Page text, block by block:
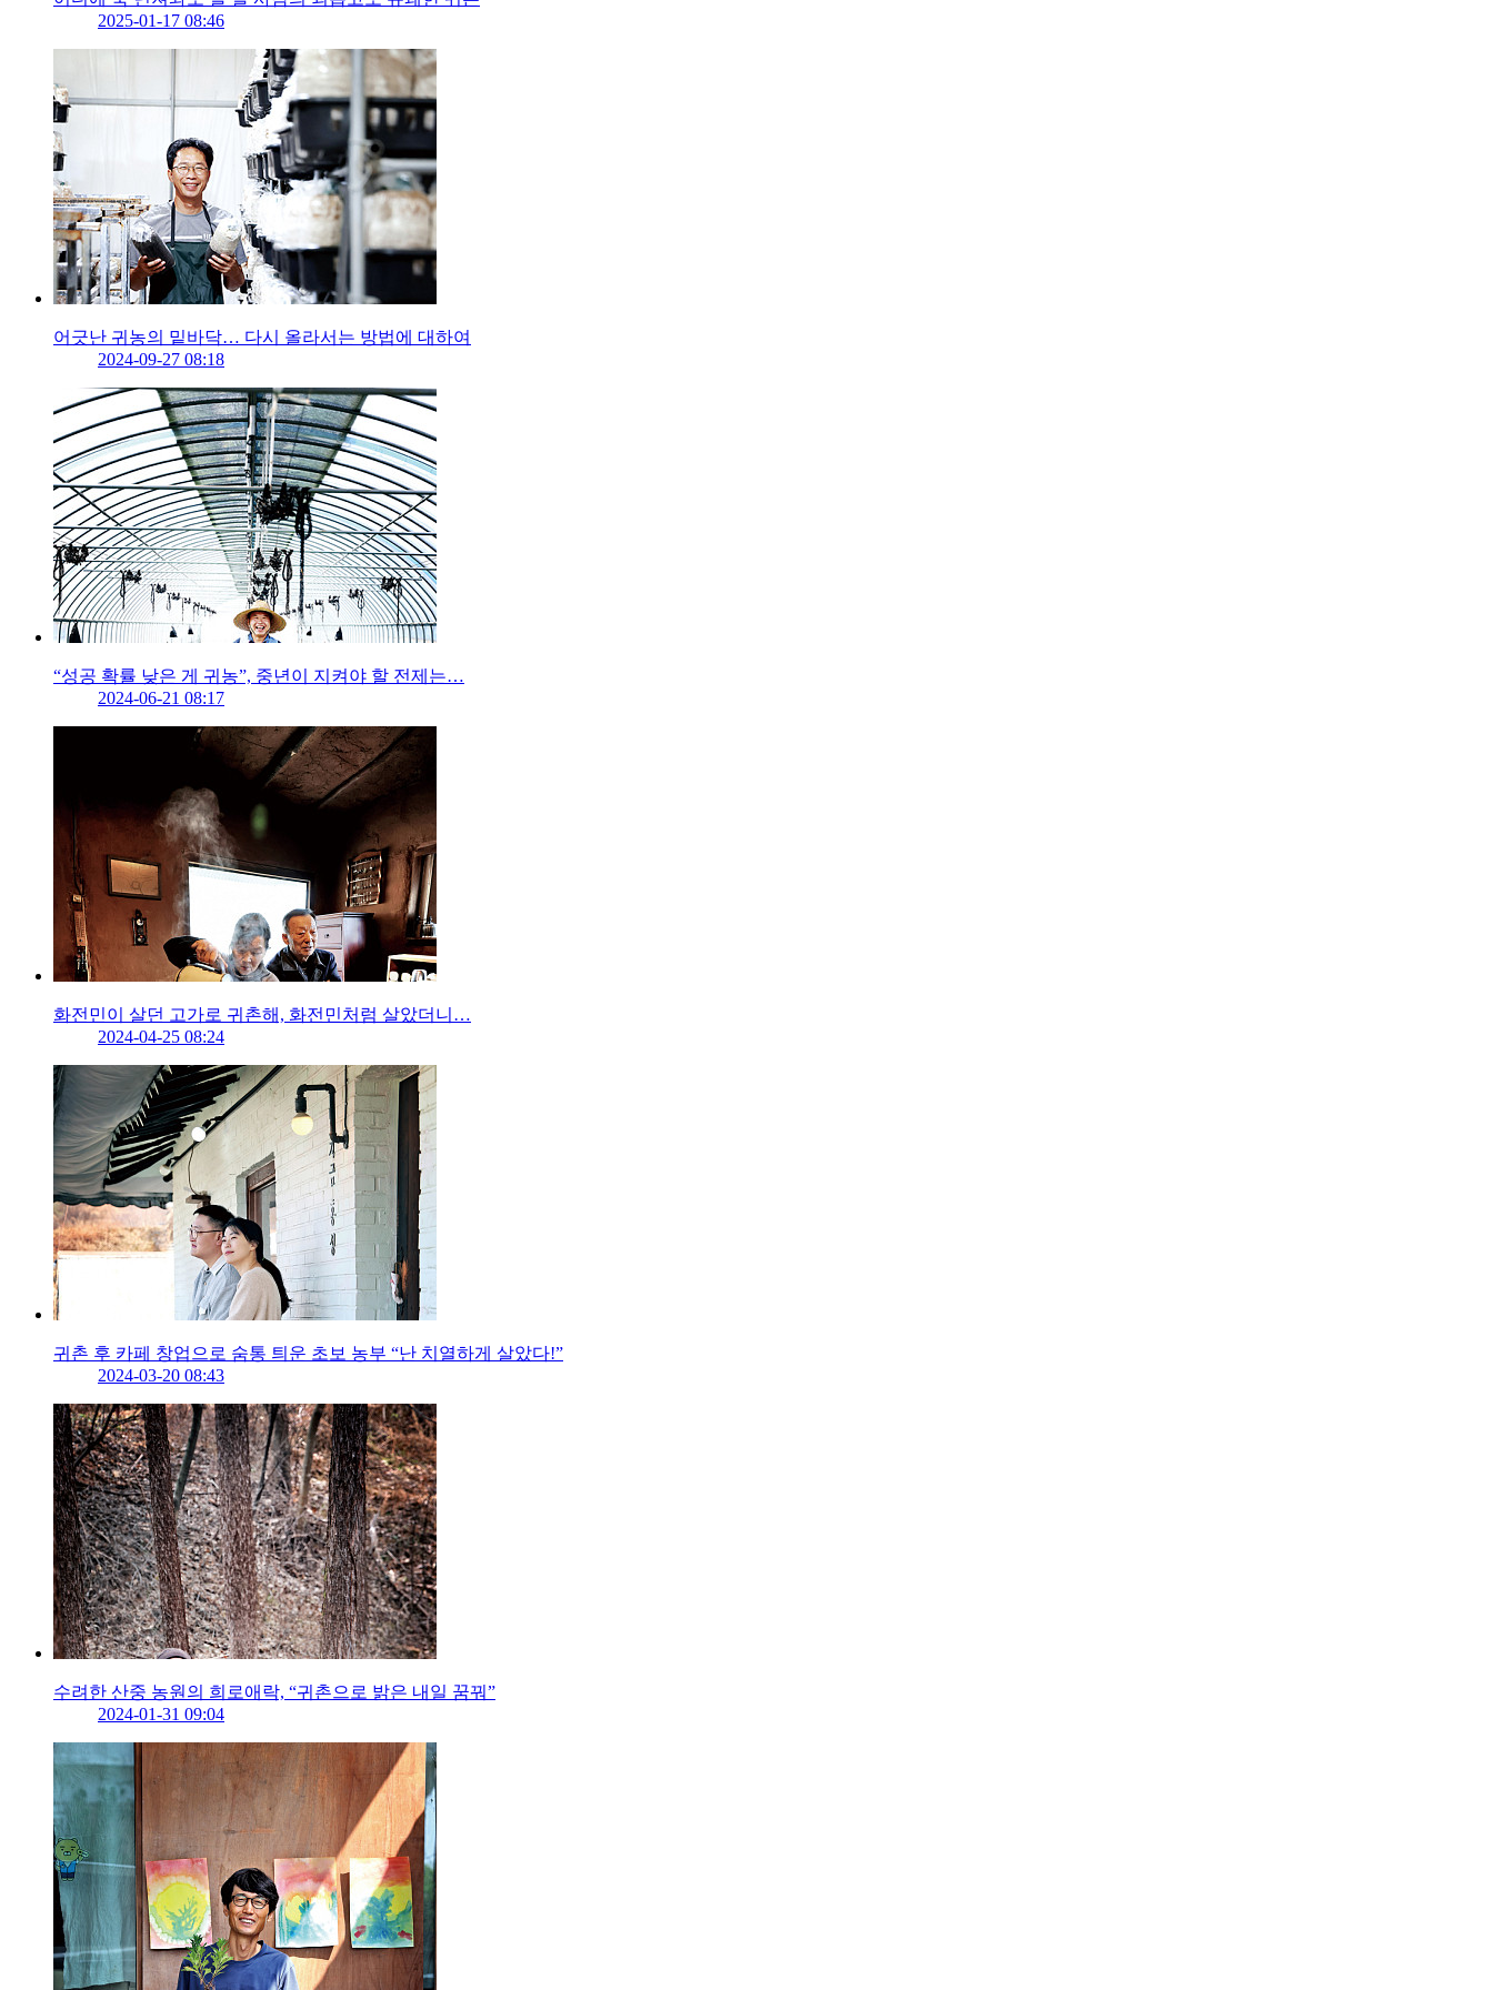
2025-01-17 08:46
어긋난 귀농의 밑바닥… 다시 올라서는 방법에 대하여
2024-09-27 08:18
“성공 확률 낮은 게 귀농”, 중년이 지켜야 할 전제는…
2024-06-21 08:17
화전민이 살던 고가로 귀촌해, 화전민처럼 살았더니…
2024-04-25 08:24
귀촌 후 카페 창업으로 숨통 틔운 초보 농부 “난 치열하게 살았다!”
2024-03-20 08:43
수려한 산중 농원의 희로애락, “귀촌으로 밝은 내일 꿈꿔”
2024-01-31 09:04